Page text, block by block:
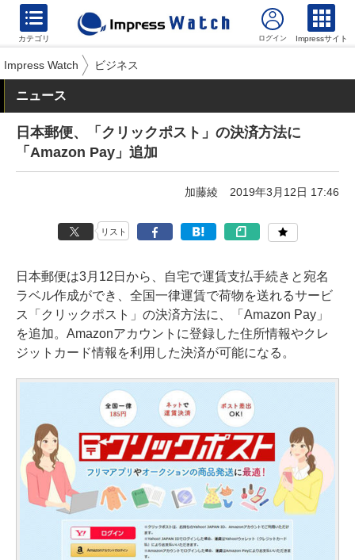
カテゴリ Impressサイト
Impress Watch ビジネス
ニュース
日本郵便、「クリックポスト」の決済方法に
「Amazon Pay」追加
加藤綾 2019年3月12日 17:46
リスト
日本郵便は3月12日から、自宅で運賃支払手続きと宛名
ラベル作成ができ、全国一律運賃で荷物を送れるサービ
ス「クリックポスト」の決済方法に、「Amazon Pay」
を追加。Amazonアカウントに登録した住所情報やクレ
ジットカード情報を利用した決済が可能になる。